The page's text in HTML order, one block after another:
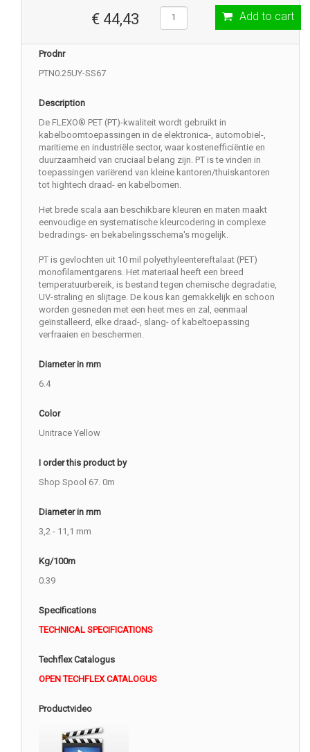
€ 44,43 Add to cart
Prodnr
PTN0.25UY-SS67
Description
De FLEXO® PET (PT)-kwaliteit wordt gebruikt in
kabelboomtoepassingen in de elektronica-, automobiel-,
maritieme en industriële sector, waar kostenefficiëntie en
duurzaamheid van cruciaal belang zijn. PT is te vinden in
toepassingen variërend van kleine kantoren/thuiskantoren
tot hightech draad- en kabelbomen.
Het brede scala aan beschikbare kleuren en maten maakt
eenvoudige en systematische kleurcodering in complexe
bedradings- en bekabelingsschema's mogelijk.
PT is gevlochten uit 10 mil polyethyleentereftalaat (PET)
monofilamentgarens. Het materiaal heeft een breed
temperatuurbereik, is bestand tegen chemische degradatie,
UV-straling en slijtage. De kous kan gemakkelijk en schoon
worden gesneden met een heet mes en zal, eenmaal
geïnstalleerd, elke draad-, slang- of kabeltoepassing
verfraaien en beschermen.
Diameter in mm
6.4
Color
Unitrace Yellow
I order this product by
Shop Spool 67. 0m
Diameter in mm
3,2 - 11,1 mm
Kg/100m
0.39
Specifications
TECHNICAL SPECIFICATIONS
Techflex Catalogus
OPEN TECHFLEX CATALOGUS
Productvideo